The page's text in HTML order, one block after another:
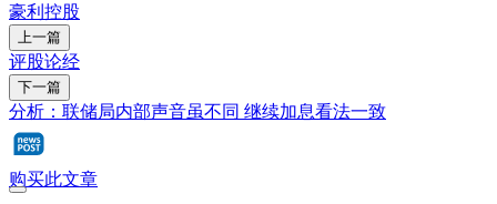
豪利控股
上一篇
评股论经
下一篇
分析：联储局内部声音虽不同 继续加息看法一致
购买此文章